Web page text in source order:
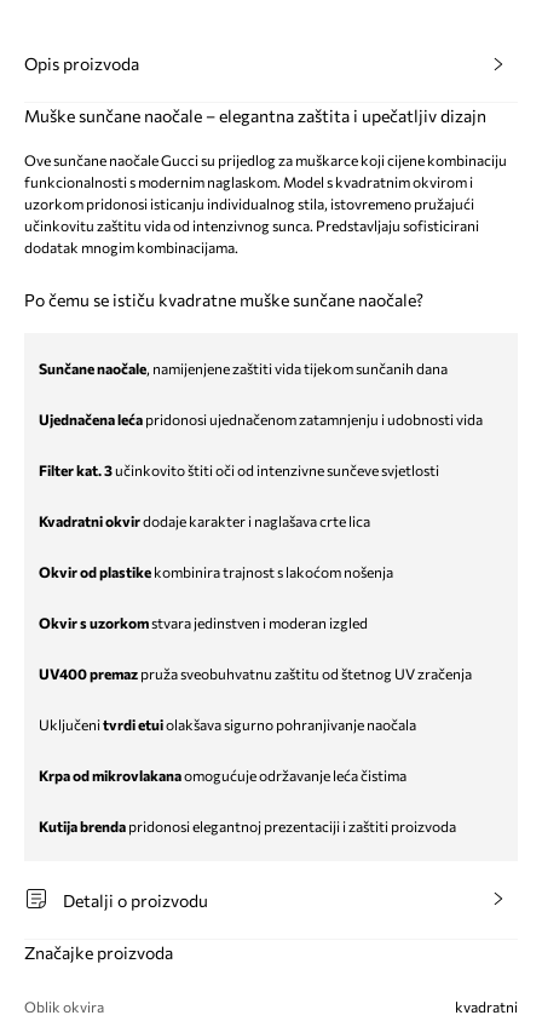
Opis proizvoda
Muške sunčane naočale – elegantna zaštita i upečatljiv dizajn
Ove sunčane naočale Gucci su prijedlog za muškarce koji cijene kombinaciju
funkcionalnosti s modernim naglaskom. Model s kvadratnim okvirom i
uzorkom pridonosi isticanju individualnog stila, istovremeno pružajući
učinkovitu zaštitu vida od intenzivnog sunca. Predstavljaju sofisticirani
dodatak mnogim kombinacijama.
Po čemu se ističu kvadratne muške sunčane naočale?
Sunčane naočale, namijenjene zaštiti vida tijekom sunčanih dana
Ujednačena leća pridonosi ujednačenom zatamnjenju i udobnosti vida
Filter kat. 3učinkovito štiti oči od intenzivne sunčeve svjetlosti
Kvadratni okvirdodaje karakter i naglašava crte lica
Okvir od plastike kombinira trajnost s lakoćom nošenja
Okvir s uzorkomstvara jedinstven i moderan izgled
UV400 premaz pruža sveobuhvatnu zaštitu od štetnog UV zračenja
Uključenitvrdi etuiolakšava sigurno pohranjivanje naočala
Krpa od mikrovlakanaomogućuje održavanje leća čistima
Kutija brenda pridonosi elegantnoj prezentaciji i zaštiti proizvoda
Detalji o proizvodu
Značajke proizvoda
Oblik okvira kvadratni